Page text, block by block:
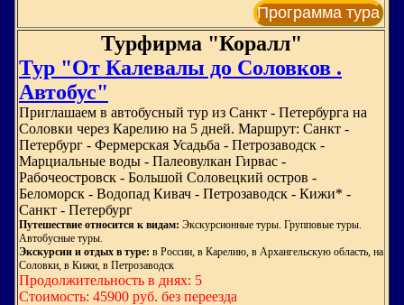
Программа тура
Турфирма "Коралл"
Тур "От Калевалы до Соловков .
Автобус"
Приглашаем в автобусный тур из Санкт - Петербурга на
Соловки через Карелию на 5 дней. Маршрут: Санкт -
Петербург - Фермерская Усадьба - Петрозаводск -
Марциальные воды - Палеовулкан Гирвас -
Рабочеостровск - Большой Соловецкий остров -
Беломорск - Водопад Кивач - Петрозаводск - Кижи* -
Санкт - Петербург
Путешествие относится к видам: Экскурсионные туры. Групповые туры.
Автобусные туры.
Экскурсии и отдых в туре: в России, в Карелию, в Архангельскую область, на
Соловки, в Кижи, в Петрозаводск
Продолжительность в днях: 5
Стоимость: 45900 руб. без переезда